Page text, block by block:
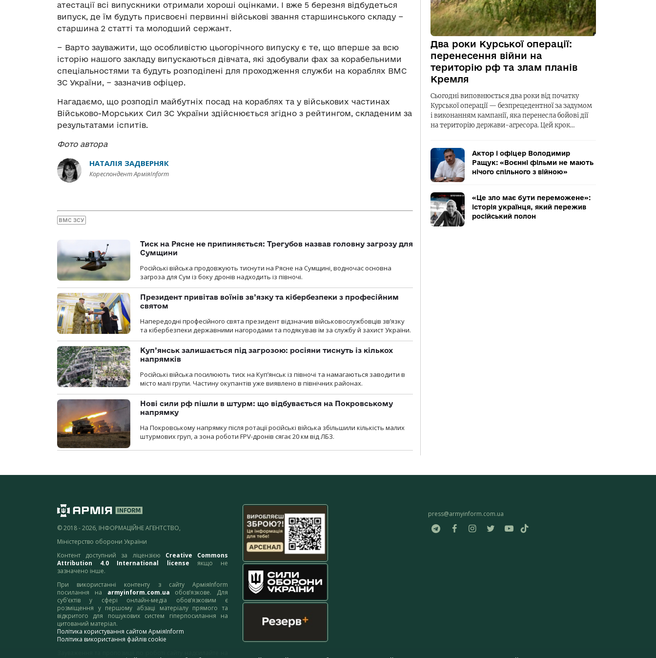
атестації всі випускники отримали хороші оцінками. І вже 5 березня відбудеться
випуск, де їм будуть присвоєні первинні військові звання старшинського складу −
старшина 2 статті та молодший сержант.
− Варто зауважити, що особливістю цьогорічного випуску є те, що вперше за всю
історію нашого закладу випускаються дівчата, які здобували фах за корабельними
спеціальностями та будуть розподілені для проходження служби на кораблях ВМС
ЗС України, − зазначив офіцер.
Нагадаємо, що розподіл майбутніх посад на кораблях та у військових частинах
Військово-Морських Сил ЗС України здійснюється згідно з рейтингом, складеним за
результатами іспитів.
Фото автора
НАТАЛІЯ ЗАДВЕРНЯК
Кореспондент АрміяInform
ВМС ЗСУ
Тиск на Рясне не припиняється: Трегубов назвав головну загрозу для
Сумщини
Російські війська продовжують тиснути на Рясне на Сумщині, водночас основна
загроза для Сум із боку дронів надходить із півночі.
Президент привітав воїнів зв’язку та кібербезпеки з професійним
святом
Напередодні професійного свята президент відзначив військовослужбовців зв’язку
та кібербезпеки державними нагородами та подякував їм за службу й захист України.
Куп’янськ залишається під загрозою: росіяни тиснуть із кількох
напрямків
Російські війська посилюють тиск на Куп’янськ із півночі та намагаються заводити в
місто малі групи. Частину окупантів уже виявлено в північних районах.
Нові сили рф пішли в штурм: що відбувається на Покровському
напрямку
На Покровському напрямку після ротації російські війська збільшили кількість малих
штурмових груп, а зона роботи FPV-дронів сягає 20 км від ЛБЗ.
Два роки Курської операції:
перенесення війни на
територію рф та злам планів
Кремля
Сьогодні виповнюється два роки від початку
Курської операції — безпрецедентної за задумом
і виконанням кампанії, яка перенесла бойові дії
на територію держави-агресора. Цей крок…
Актор і офіцер Володимир
Ращук: «Воєнні фільми не мають
нічого спільного з війною»
«Це зло має бути переможене»:
історія українця, який пережив
російський полон
© 2018 - 2026, ІНФОРМАЦІЙНЕ АГЕНТСТВО,
Міністерство оборони України
Контент доступний за ліцензією Creative Commons
Attribution 4.0 International license якщо не
зазначено інше.
При використанні контенту з сайту АрміяInform
посилання на armyinform.com.ua обов’язкове. Для
суб’єктів у сфері онлайн-медіа обов’язковим є
розміщення у першому абзаці матеріалу прямого та
відкритого для пошукових систем гіперпосилання на
цитований матеріал.
Політика користування сайтом АрміяInform
Політика використання файлів cookie
press@armyinform.com.ua